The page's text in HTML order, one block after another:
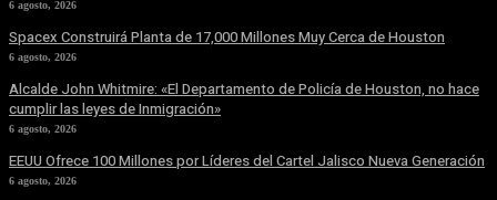
6 agosto, 2026
Spacex Construirá Planta de 17,000 Millones Muy Cerca de Houston
6 agosto, 2026
Alcalde John Whitmire: «El Departamento de Policía de Houston, no hace
cumplir las leyes de Inmigración»
6 agosto, 2026
EEUU Ofrece 100 Millones por Líderes del Cartel Jalisco Nueva Generación
6 agosto, 2026